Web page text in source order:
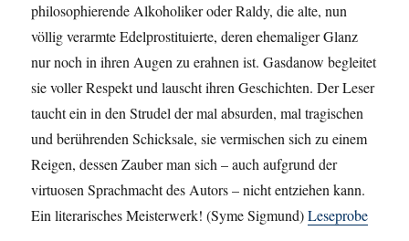
philosophierende Alkoholiker oder Raldy, die alte, nun
völlig verarmte Edelprostituierte, deren ehemaliger Glanz
nur noch in ihren Augen zu erahnen ist. Gasdanow begleitet
sie voller Respekt und lauscht ihren Geschichten. Der Leser
taucht ein in den Strudel der mal absurden, mal tragischen
und berührenden Schicksale, sie vermischen sich zu einem
Reigen, dessen Zauber man sich – auch aufgrund der
virtuosen Sprachmacht des Autors – nicht entziehen kann.
Ein literarisches Meisterwerk! (Syme Sigmund)Leseprobe